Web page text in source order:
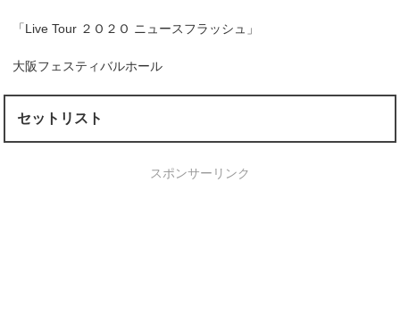
「Live Tour ２Ｏ２Ｏ ニュースフラッシュ」
大阪フェスティバルホール
セットリスト
スポンサーリンク